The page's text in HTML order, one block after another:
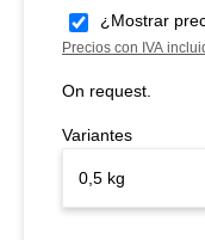
¿Mostrar
Precios con IVA
On request.
Variantes